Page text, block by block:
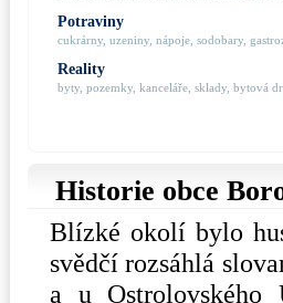
Potraviny
cukrárny, uzeniny, nápoje, sodobary,
Reality
byty, pozemky, kanceláře, sklady, bytová
Historie obce
Blízké okolí bylo
svědčí rozsáhlá
a u Ostrolovského